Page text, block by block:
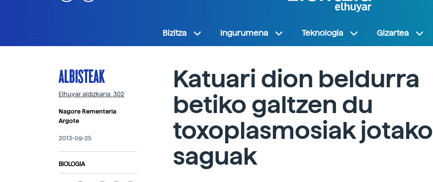
Bizitza Ingurumena Teknologia Gizartea
ALBISTEAK
Elhuyar aldizkaria: 302
Nagore Rementeria
Argote
2013-09-25
BIOLOGIA
Katuari dion beldurra
betiko galtzen du
toxoplasmosiak jotako
saguak